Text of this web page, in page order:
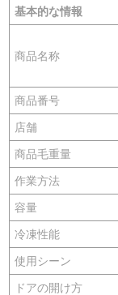
基本的な情報
商品名称
商品番号
店舗
商品毛重量
作業方法
容量
冷凍性能
使用シーン
ドアの開け方